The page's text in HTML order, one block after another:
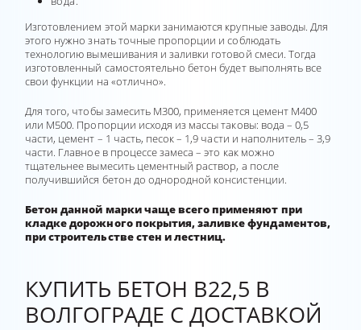
Изготовлением этой марки занимаются крупные заводы. Для
этого нужно знать точные пропорции и соблюдать
технологию вымешивания и заливки готовой смеси. Тогда
изготовленный самостоятельно бетон будет выполнять все
свои функции на «отлично».
Для того, чтобы замесить М300, применяется цемент М400
или М500. Пропорции исходя из массы таковы: вода – 0,5
части, цемент – 1 часть, песок – 1,9 части и наполнитель – 3,9
части. Главное в процессе замеса – это как можно
тщательнее вымесить цементный раствор, а после
получившийся бетон до однородной консистенции.
Бетон данной марки чаще всего применяют при
кладке дорожного покрытия, заливке фундаментов,
при строительстве стен и лестниц.
КУПИТЬ БЕТОН В22,5 В
ВОЛГОГРАДЕ С ДОСТАВКОЙ